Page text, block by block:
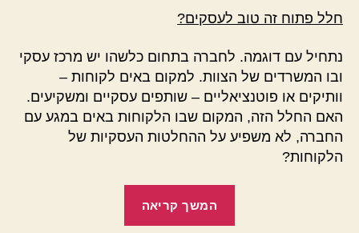
חלל פתוח זה טוב לעסקים?
נתחיל עם דוגמה. לחברה בתחום כלשהו יש מרכז עסקי
ובו המשרדים של הצוות. למקום באים לקוחות –
וותיקים או פוטנציאליים – שותפים עסקיים ומשקיעים.
האם החלל הזה, המקום שבו הלקוחות באים במגע עם
החברה, לא משפיע על ההחלטות העסקיות של
הלקוחות?
המשך קריאה